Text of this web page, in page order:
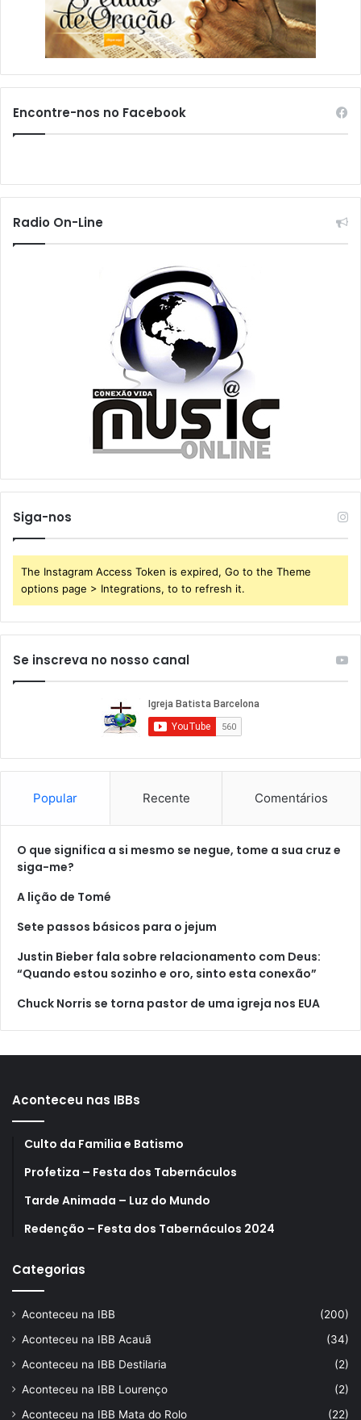
Encontre-nos no Facebook
Radio On-Line
Siga-nos
The Instagram Access Token is expired, Go to the Theme
options page > Integrations, to to refresh it.
Se inscreva no nosso canal
Popular Recente Comentários
O que significa a si mesmo se negue, tome a sua cruz e
siga-me?
A lição de Tomé
Sete passos básicos para o jejum
Justin Bieber fala sobre relacionamento com Deus:
“Quando estou sozinho e oro, sinto esta conexão”
Chuck Norris se torna pastor de uma igreja nos EUA
Aconteceu nas IBBs
Culto da Familia e Batismo
Profetiza – Festa dos Tabernáculos
Tarde Animada – Luz do Mundo
Redenção – Festa dos Tabernáculos 2024
Categorias
Aconteceu na IBB
(200)
Aconteceu na IBB Acauã
(34)
Aconteceu na IBB Destilaria
(2)
Aconteceu na IBB Lourenço
(2)
Aconteceu na IBB Mata do Rolo
(22)